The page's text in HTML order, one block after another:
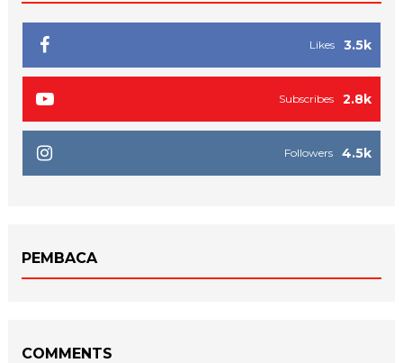
3.5k
Likes
2.8k
Subscribes
4.5k
Followers
PEMBACA
COMMENTS